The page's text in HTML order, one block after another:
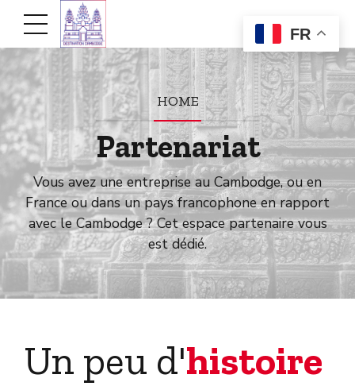
HOME
Partenariat
Vous avez une entreprise au Cambodge, ou en
France ou dans un pays francophone en rapport
avec le Cambodge ? Cet espace partenaire vous
est dédié.
Un peu d'histoire
FR